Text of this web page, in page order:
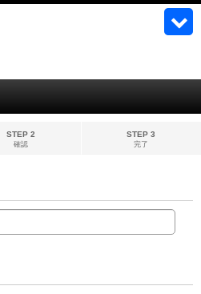
STEP 2
確認
STEP 3
完了